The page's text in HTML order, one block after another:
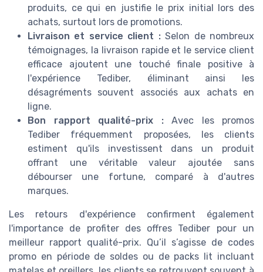
produits, ce qui en justifie le prix initial lors des
achats, surtout lors de promotions.
Livraison et service client :Selon de nombreux
témoignages, la livraison rapide et le service client
efficace ajoutent une touché finale positive à
l'expérience Tediber, éliminant ainsi les
désagréments souvent associés aux achats en
ligne.
Bon rapport qualité-prix :Avec les promos
Tediber fréquemment proposées, les clients
estiment qu'ils investissent dans un produit
offrant une véritable valeur ajoutée sans
débourser une fortune, comparé à d'autres
marques.
Les retours d'expérience confirment également
l'importance de profiter des offres Tediber pour un
meilleur rapport qualité-prix. Qu’il s’agisse de codes
promo en période de soldes ou de packs lit incluant